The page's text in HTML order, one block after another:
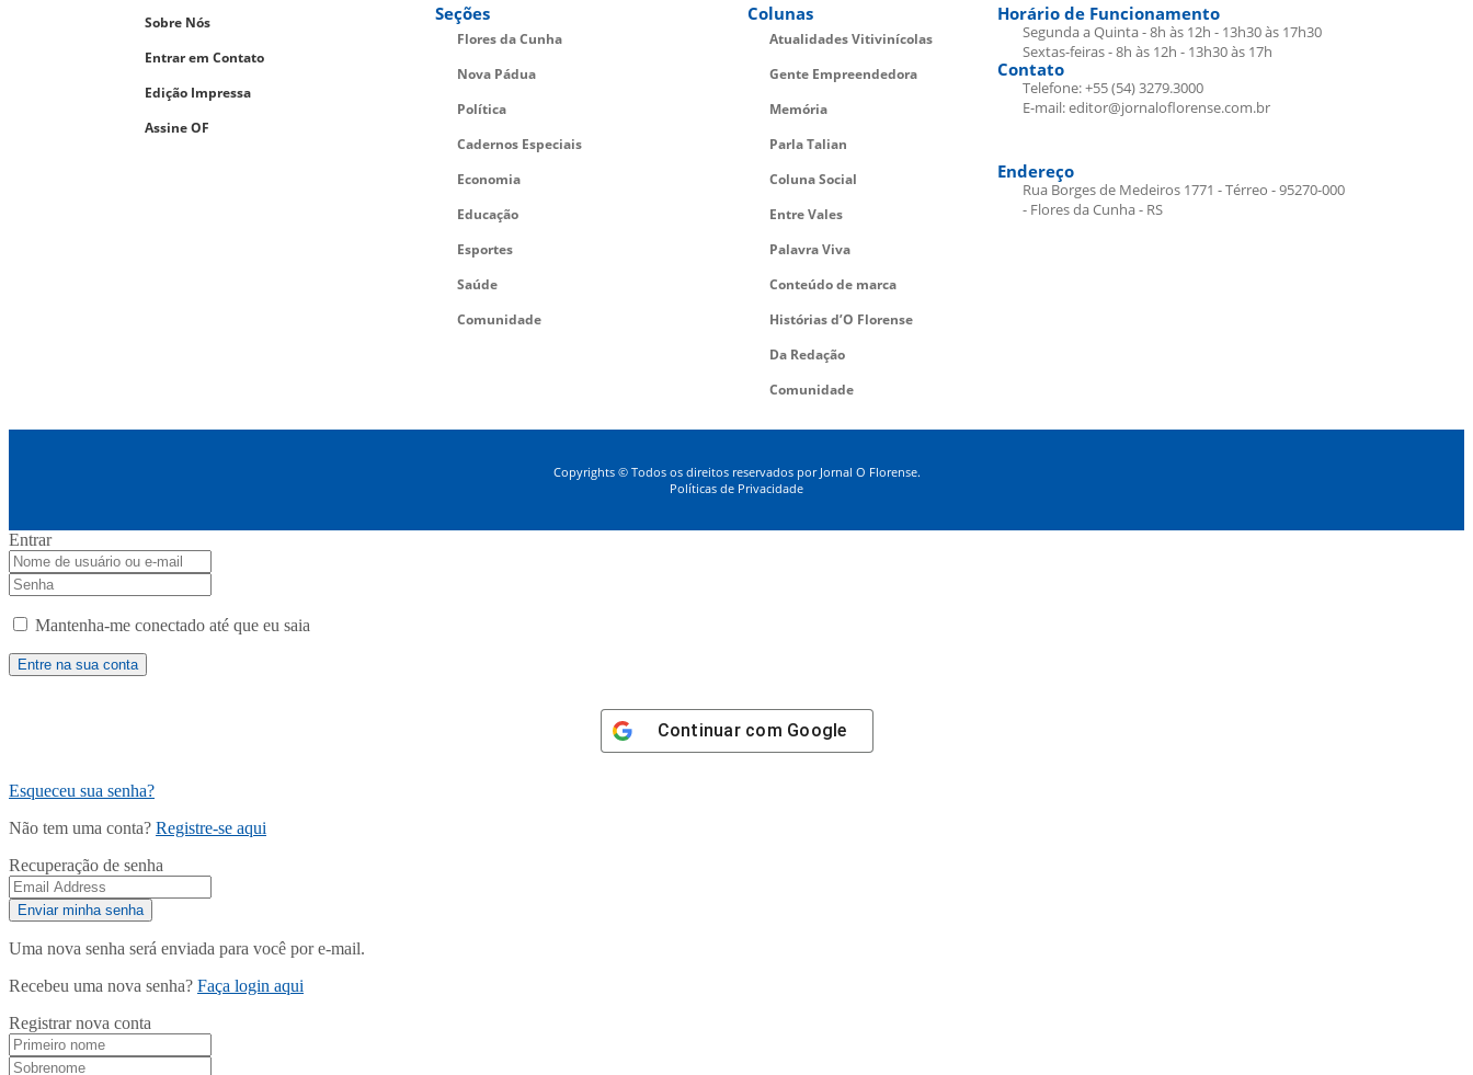
Sobre Nós
Entrar em Contato
Edição Impressa
Assine OF
Seções
Flores da Cunha
Nova Pádua
Política
Cadernos Especiais
Economia
Educação
Esportes
Saúde
Comunidade
Colunas
Atualidades Vitivinícolas
Gente Empreendedora
Memória
Parla Talian
Coluna Social
Entre Vales
Palavra Viva
Conteúdo de marca
Histórias d’O Florense
Da Redação
Comunidade
Horário de Funcionamento
Segunda a Quinta - 8h às 12h - 13h30 às 17h30
Sextas-feiras - 8h às 12h - 13h30 às 17h
Contato
Telefone: +55 (54) 3279.3000
E-mail: editor@jornaloflorense.com.br
Endereço
Rua Borges de Medeiros 1771 - Térreo - 95270-000
- Flores da Cunha - RS
Copyrights © Todos os direitos reservados por Jornal O Florense.
Políticas de Privacidade
Entrar
Mantenha-me conectado até que eu saia
Continuar com Google
Esqueceu sua senha?
Não tem uma conta? Registre-se aqui
Recuperação de senha
Uma nova senha será enviada para você por e-mail.
Recebeu uma nova senha? Faça login aqui
Registrar nova conta